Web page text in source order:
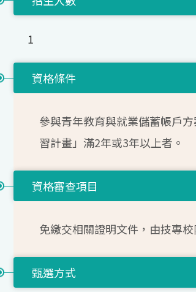
1
資格條件
參與青年教育與就業儲蓄帳戶
習計畫」滿2年或3年以上者。
資格審查項目
免繳交相關證明文件，由技專
甄選方式